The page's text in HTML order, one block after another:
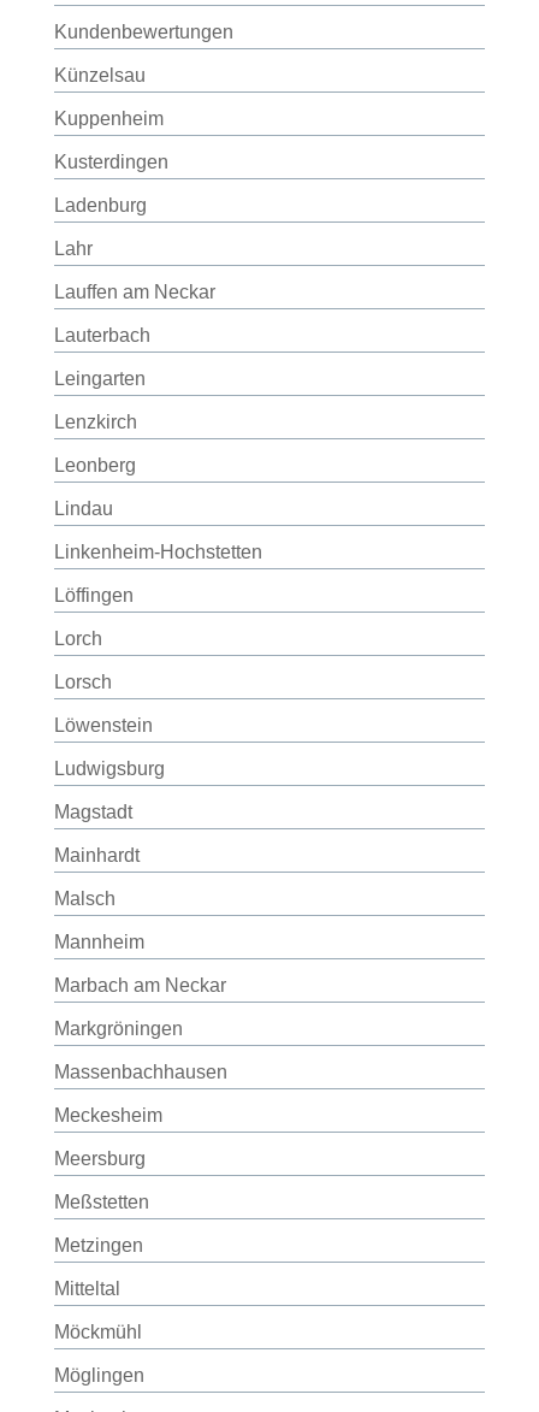
Kundenbewertungen
Künzelsau
Kuppenheim
Kusterdingen
Ladenburg
Lahr
Lauffen am Neckar
Lauterbach
Leingarten
Lenzkirch
Leonberg
Lindau
Linkenheim-Hochstetten
Löffingen
Lorch
Lorsch
Löwenstein
Ludwigsburg
Magstadt
Mainhardt
Malsch
Mannheim
Marbach am Neckar
Markgröningen
Massenbachhausen
Meckesheim
Meersburg
Meßstetten
Metzingen
Mitteltal
Möckmühl
Möglingen